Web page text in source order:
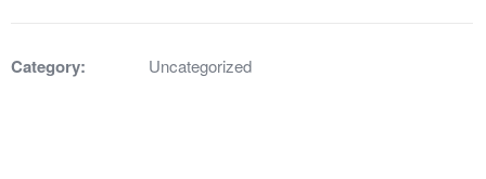
Category: Uncategorized